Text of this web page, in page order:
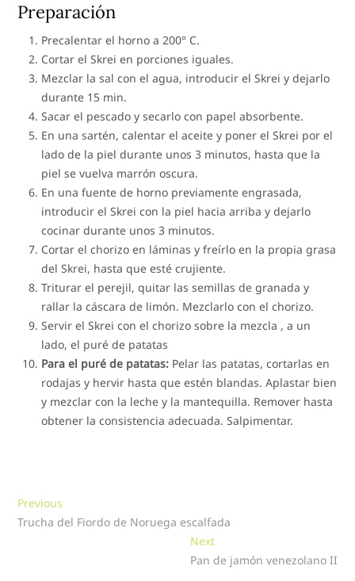
Preparación
Precalentar el horno a 200° C.
Cortar el Skrei en porciones iguales.
Mezclar la sal con el agua, introducir el Skrei y dejarlo
durante 15 min.
Sacar el pescado y secarlo con papel absorbente.
En una sartén, calentar el aceite y poner el Skrei por el
lado de la piel durante unos 3 minutos, hasta que la
piel se vuelva marrón oscura.
En una fuente de horno previamente engrasada,
introducir el Skrei con la piel hacia arriba y dejarlo
cocinar durante unos 3 minutos.
Cortar el chorizo en láminas y freírlo en la propia grasa
del Skrei, hasta que esté crujiente.
Triturar el perejil, quitar las semillas de granada y
rallar la cáscara de limón. Mezclarlo con el chorizo.
Servir el Skrei con el chorizo sobre la mezcla , a un
lado, el puré de patatas
Para el puré de patatas: Pelar las patatas, cortarlas en
rodajas y hervir hasta que estén blandas. Aplastar bien
y mezclar con la leche y la mantequilla. Remover hasta
obtener la consistencia adecuada. Salpimentar.
Navegación
de
Previous
post:
Trucha del Fiordo de Noruega escalfada
NextNext
post:
Pan de jamón venezolano II